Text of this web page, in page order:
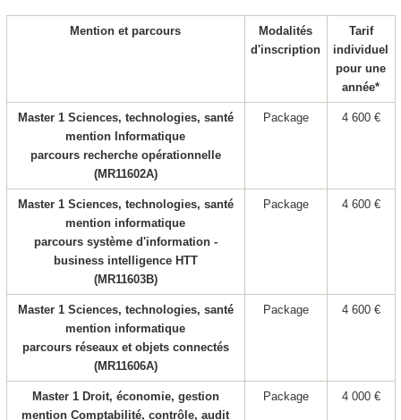
Mention et parcours
Modalités
d'inscription
Tarif
individuel
pour une
année*
Master 1 Sciences, technologies, santé
mention Informatique
parcours recherche opérationnelle
(MR11602A)
Package 4 600 €
Master 1 Sciences, technologies, santé
mention informatique
parcours système d'information -
business intelligence HTT
(MR11603B)
Package 4 600 €
Master 1 Sciences, technologies, santé
mention informatique
parcours réseaux et objets connectés
(MR11606A)
Package 4 600 €
Master 1 Droit, économie, gestion
mention Comptabilité, contrôle, audit
Package 4 000 €